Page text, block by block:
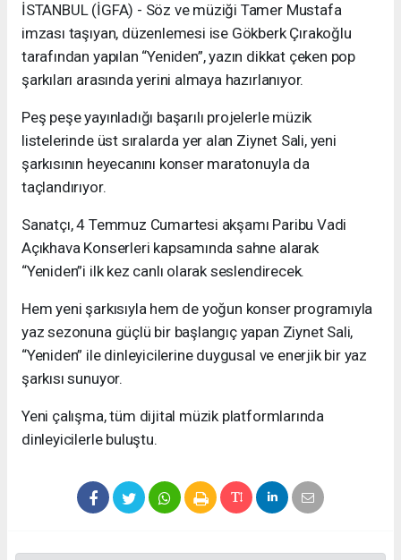
İSTANBUL (İGFA) - Söz ve müziği Tamer Mustafa
imzası taşıyan, düzenlemesi ise Gökberk Çırakoğlu
tarafından yapılan “Yeniden”, yazın dikkat çeken pop
şarkıları arasında yerini almaya hazırlanıyor.
Peş peşe yayınladığı başarılı projelerle müzik
listelerinde üst sıralarda yer alan Ziynet Sali, yeni
şarkısının heyecanını konser maratonuyla da
taçlandırıyor.
Sanatçı, 4 Temmuz Cumartesi akşamı Paribu Vadi
Açıkhava Konserleri kapsamında sahne alarak
“Yeniden”i ilk kez canlı olarak seslendirecek.
Hem yeni şarkısıyla hem de yoğun konser programıyla
yaz sezonuna güçlü bir başlangıç yapan Ziynet Sali,
“Yeniden” ile dinleyicilerine duygusal ve enerjik bir yaz
şarkısı sunuyor.
Yeni çalışma, tüm dijital müzik platformlarında
dinleyicilerle buluştu.